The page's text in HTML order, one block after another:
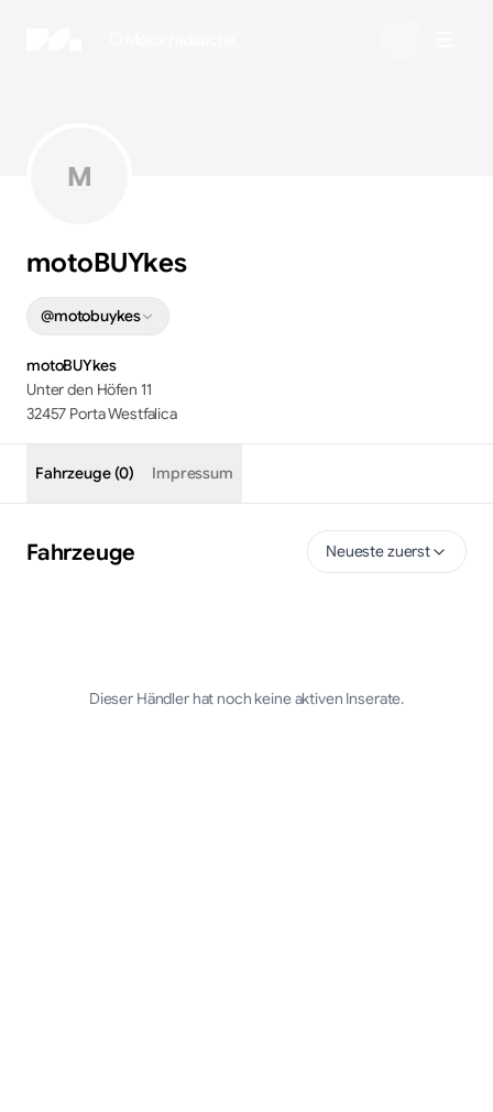
M
motoBUYkes
@motobuykes
motoBUYkes
Unter den Höfen 11
32457 Porta Westfalica
Fahrzeuge (0) Impressum
Fahrzeuge Neueste zuerst
Dieser Händler hat noch keine aktiven Inserate.